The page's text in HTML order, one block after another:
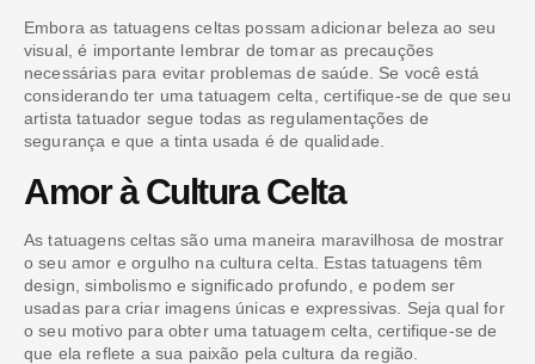
Embora as tatuagens celtas possam adicionar beleza ao seu
visual, é importante lembrar de tomar as precauções
necessárias para evitar problemas de saúde. Se você está
considerando ter uma tatuagem celta, certifique-se de que seu
artista tatuador segue todas as regulamentações de
segurança e que a tinta usada é de qualidade.
Amor à Cultura Celta
As tatuagens celtas são uma maneira maravilhosa de mostrar
o seu amor e orgulho na cultura celta. Estas tatuagens têm
design, simbolismo e significado profundo, e podem ser
usadas para criar imagens únicas e expressivas. Seja qual for
o seu motivo para obter uma tatuagem celta, certifique-se de
que ela reflete a sua paixão pela cultura da região.